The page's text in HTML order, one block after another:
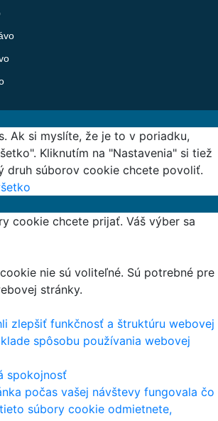
Ak si myslíte, že je to v poriadku,
Kliknutím na "Nastavenia" si tiež
druh súborov cookie chcete povoliť.
cookie chcete prijať. Váš výber sa
nie sú voliteľné. Sú potrebné pre
stránky.
zlepšiť funkčnosť a štruktúru webovej
spôsobu používania webovej
spokojnosť
počas vašej návštevy fungovala čo
súbory cookie odmietnete,